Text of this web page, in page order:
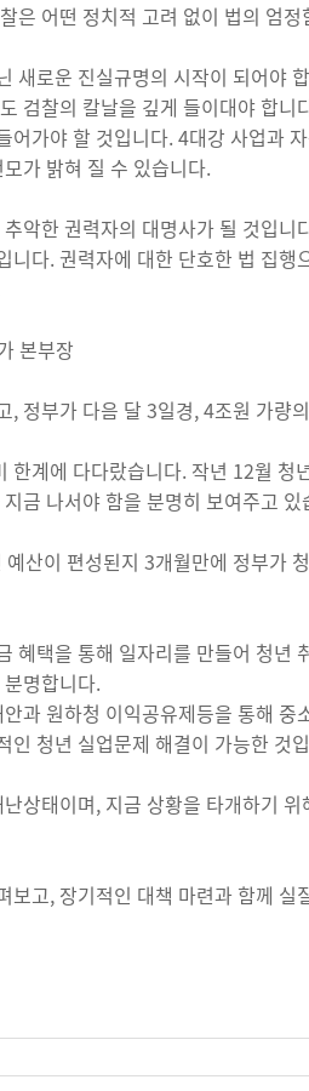
은 어떤 정치적 고려 없이 법의 엄
새로운 진실규명의 시작이 되어야
검찰의 칼날을 깊게 들이대야 합
어가야 할 것입니다. 4대강 사업과
가 밝혀 질 수 있습니다.
악한 권력자의 대명사가 될 것입
니다. 권력자에 대한 단호한 법 집
본부장
, 정부가 다음 달 3일경, 4조원 가량
한계에 다다랐습니다. 작년 12월
금 나서야 함을 분명히 보여주고 있
산이 편성된지 3개월만에 정부가
혜택을 통해 일자리를 만들어 청년
명합니다.
과 원하청 이익공유제등을 통해
인 청년 실업문제 해결이 가능한 것
상태이며, 지금 상황을 타개하기
보고, 장기적인 대책 마련과 함께